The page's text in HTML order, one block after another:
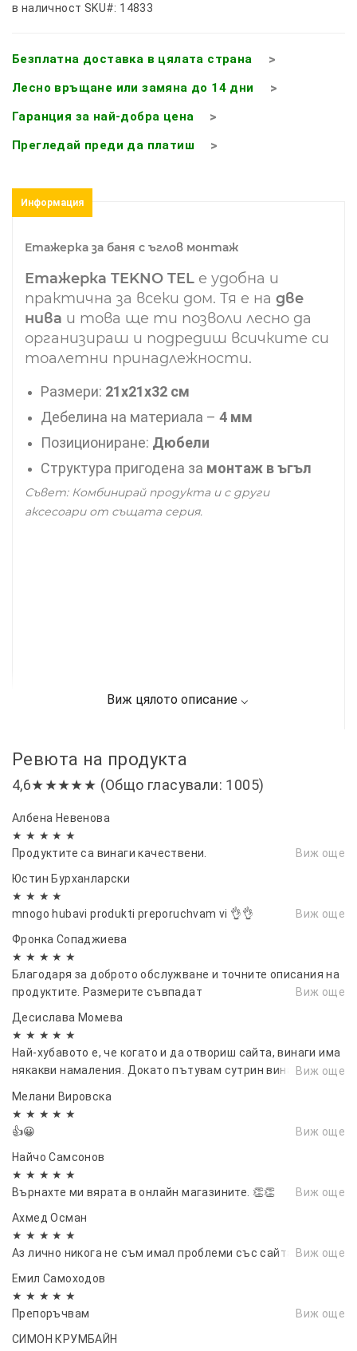
в наличност SKU#: 14833
Безплатна доставка в цялата страна
Лесно връщане или замяна до 14 дни
Гаранция за най-добра цена
Прегледай преди да платиш
Информация
Етажерка за баня с ъглов монтаж
Етажерка TEKNO TEL е удобна и
практична за всеки дом. Тя е на две
нива и това ще ти позволи лесно да
организираш и подредиш всичките си
тоалетни принадлежности.
Размери: 21x21x32 см
Дебелина на материала – 4 мм
Позициониране: Дюбели
Структура пригодена за монтаж в ъгъл
Съвет: Комбинирай продукта и с други
аксесоари от същата серия.
Ревюта на продукта
4,6★★★★★ (Общо гласували: 1005)
Албена Невенова
★ ★ ★ ★ ★
Продуктите са винаги качествени.
Виж още
Юстин Бурханларски
★ ★ ★ ★
mnogo hubavi produkti preporuchvam vi 👌👌
Виж още
Фронка Сопаджиева
★ ★ ★ ★ ★
Благодаря за доброто обслужване и точните описания на
продуктите. Размерите съвпадат
Виж още
Десислава Момева
★ ★ ★ ★ ★
Най-хубавото е, че когато и да отвориш сайта, винаги има
някакви намаления. Докато пътувам сутрин винагиВиж още
Мелани Вировска
★ ★ ★ ★ ★
👍😀
Виж още
Найчо Самсонов
★ ★ ★ ★ ★
Върнахте ми вярата в онлайн магазините. 👏👏
Виж още
Ахмед Осман
★ ★ ★ ★ ★
Аз лично никога не съм имал проблеми със сайта. Виж още
Емил Самоходов
★ ★ ★ ★ ★
Препоръчвам
Виж още
СИМОН КРУМБАЙН